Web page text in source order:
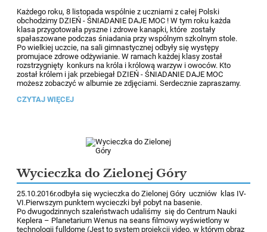
Każdego roku, 8 listopada wspólnie z uczniami z całej Polski
obchodzimy DZIEŃ - ŚNIADANIE DAJE MOC ! W tym roku każda
klasa przygotowała pyszne i zdrowe kanapki, które zostały
spałaszowane podczas śniadania przy wspólnym szkolnym stole.
Po wielkiej uczcie, na sali gimnastycznej odbyły się występy
promujace zdrowe odżywianie. W ramach każdej klasy został
rozstrzygnięty konkurs na króla i królową warzyw i owoców. Kto
został królem i jak przebiegał DZIEŃ - ŚNIADANIE DAJE MOC
możesz zobaczyć w albumie ze zdjęciami. Serdecznie zapraszamy.
CZYTAJ WIĘCEJ
Wycieczka do Zielonej Góry
25.10.2016r.odbyła się wycieczka do Zielonej Góry uczniów klas IV-
VI.Pierwszym punktem wycieczki był pobyt na basenie.
Po dwugodzinnych szaleństwach udaliśmy się do Centrum Nauki
Keplera – Planetarium Wenus na seans filmowy wyświetlony w
technologii fulldome (Jest to system projekcji video, w którym obraz